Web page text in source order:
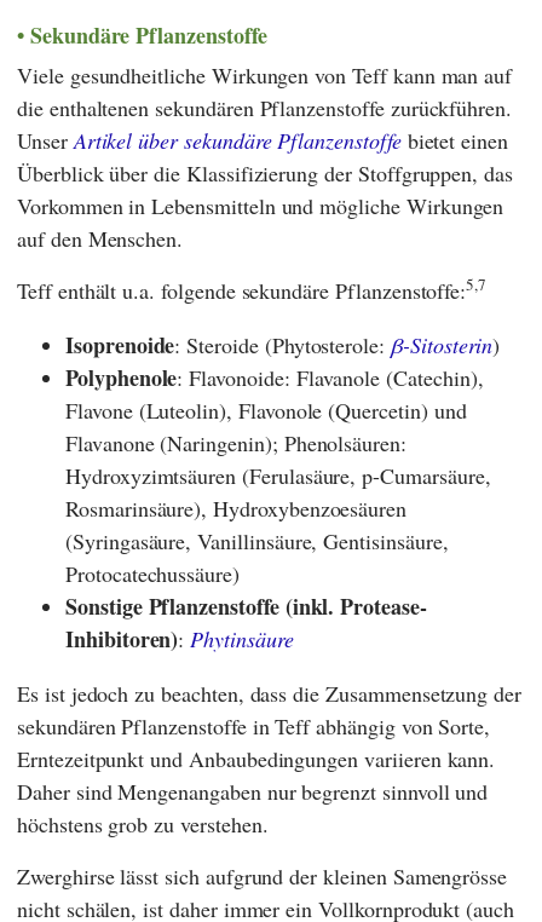
Sekundäre Pflanzenstoffe
Viele gesundheitliche Wirkungen von Teff kann man auf
die enthaltenen sekundären Pflanzenstoffe zurückführen.
Unser Artikel über sekundäre Pflanzenstoffebietet einen
Überblick über die Klassifizierung der Stoffgruppen, das
Vorkommen in Lebensmitteln und mögliche Wirkungen
auf den Menschen.
Teff enthält u.a. folgende sekundäre Pflanzenstoffe:5,7
Isoprenoide: Steroide (Phytosterole: β-Sitosterin)
Polyphenole: Flavonoide: Flavanole (Catechin),
Flavone (Luteolin), Flavonole (Quercetin) und
Flavanone (Naringenin); Phenolsäuren:
Hydroxyzimtsäuren (Ferulasäure, p-Cumarsäure,
Rosmarinsäure), Hydroxybenzoesäuren
(Syringasäure, Vanillinsäure, Gentisinsäure,
Protocatechussäure)
Sonstige Pflanzenstoffe (inkl. Protease-
Inhibitoren): Phytinsäure
Es ist jedoch zu beachten, dass die Zusammensetzung der
sekundären Pflanzenstoffe in Teff abhängig von Sorte,
Erntezeitpunkt und Anbaubedingungen variieren kann.
Daher sind Mengenangaben nur begrenzt sinnvoll und
höchstens grob zu verstehen.
Zwerghirse lässt sich aufgrund der kleinen Samengrösse
nicht schälen, ist daher immer ein Vollkornprodukt (auch